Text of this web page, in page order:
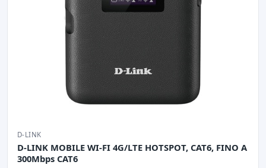
D-LINK
D-LINK MOBILE WI-FI 4G/LTE HOTSPOT, CAT6, FINO A
300Mbps CAT6